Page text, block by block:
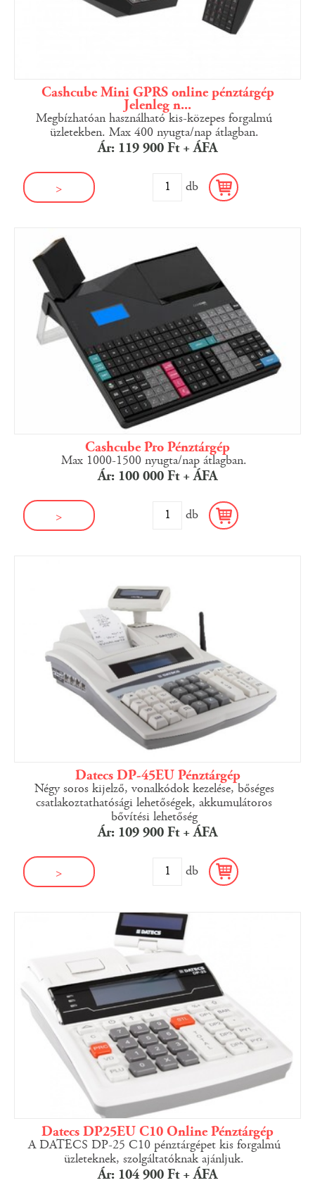
Cashcube Mini GPRS online pénztárgép
Jelenleg n...
Megbízhatóan használható kis-közepes forgalmú
üzletekben. Max 400 nyugta/nap átlagban.
Ár: 119 900 Ft + ÁFA
> db
Cashcube Pro Pénztárgép
Max 1000-1500 nyugta/nap átlagban.
Ár: 100 000 Ft + ÁFA
> db
Datecs DP-45EU Pénztárgép
Négy soros kijelző, vonalkódok kezelése, bőséges
csatlakoztathatósági lehetőségek, akkumulátoros
bővítési lehetőség
Ár: 109 900 Ft + ÁFA
> db
Datecs DP25EU C10 Online Pénztárgép
A DATECS DP-25 C10 pénztárgépet kis forgalmú
üzleteknek, szolgáltatóknak ajánljuk.
Ár: 104 900 Ft + ÁFA